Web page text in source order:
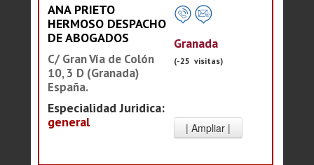
ANA PRIETO
HERMOSO DESPACHO
DE ABOGADOS
C/ Gran Vía de Colón
10, 3 D (Granada)
España.
Especialidad Juridica:
general
Granada
(-25 visitas)